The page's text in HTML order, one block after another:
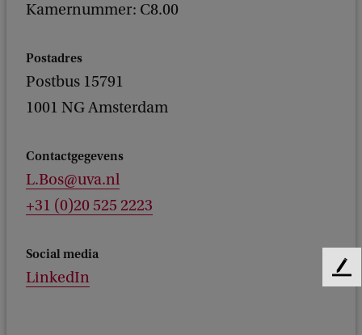
Kamernummer: C8.00
Postadres
Postbus 15791
1001 NG Amsterdam
Contactgegevens
L.Bos@uva.nl
+31 (0)20 525 2223
Social media
LinkedIn
F